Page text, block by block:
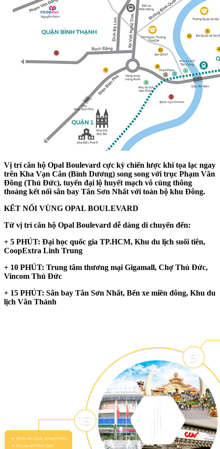
Vị trí căn hộ Opal Boulevard cực kỳ chiến lược khi tọa lạc ngay
trên Kha Vạn Cân (Bình Dương) song song với trục Phạm Văn
Đồng (Thủ Đức), tuyến đại lộ huyết mạch vô cùng thông
thoáng kết nối sân bay Tân Sơn Nhất với toàn bộ khu Đông.
KẾT NỐI VÙNG OPAL BOULEVARD
Từ vị trí căn hộ Opal Boulevard dễ dàng di chuyển đến:
+ 5 PHÚT: Đại học quốc gia TP.HCM, Khu du lịch suối tiên,
CoopExtra Linh Trung
+ 10 PHÚT: Trung tâm thương mại Gigamall, Chợ Thủ Đức,
Vincom Thủ Đức
+ 15 PHÚT: Sân bay Tân Sơn Nhất, Bến xe miền đông, Khu du
lịch Văn Thánh